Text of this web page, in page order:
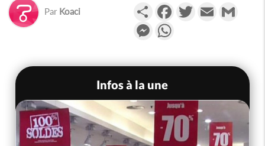
Par Koaci PartagerFacebookTwitterEmail
Messenger
Infos à la une